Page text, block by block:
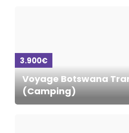
3.900€
Voyage Botswana
(Camping)